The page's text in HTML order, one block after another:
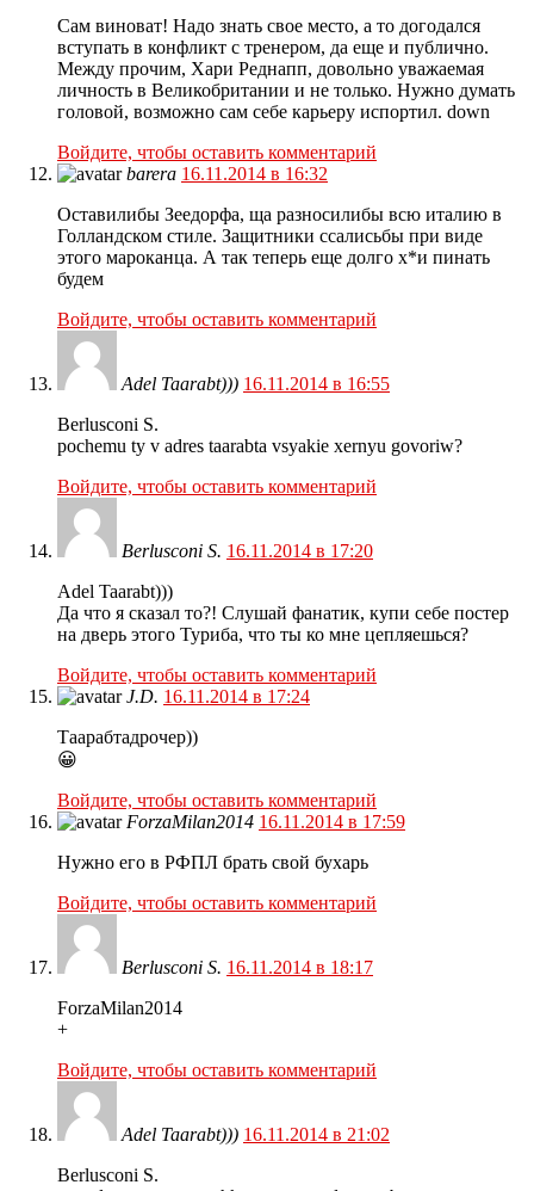
Сам виноват! Надо знать свое место, а то догодался
вступать в конфликт с тренером, да еще и публично.
Между прочим, Хари Реднапп, довольно уважаемая
личность в Великобритании и не только. Нужно думать
головой, возможно сам себе карьеру испортил. down
Войдите, чтобы оставить комментарий
barera 16.11.2014 в 16:32
Оставилибы Зеедорфа, ща разносилибы всю италию в
Голландском стиле. Защитники ссалисьбы при виде
этого мароканца. А так теперь еще долго х*и пинать
будем
Войдите, чтобы оставить комментарий
Adel Taarabt))) 16.11.2014 в 16:55
Berlusconi S.
pochemu ty v adres taarabta vsyakie xernyu govoriw?
Войдите, чтобы оставить комментарий
Berlusconi S. 16.11.2014 в 17:20
Adel Taarabt)))
Да что я сказал то?! Слушай фанатик, купи себе постер
на дверь этого Туриба, что ты ко мне цепляешься?
Войдите, чтобы оставить комментарий
J.D. 16.11.2014 в 17:24
Таарабтадрочер))
😀
Войдите, чтобы оставить комментарий
ForzaMilan2014 16.11.2014 в 17:59
Нужно его в РФПЛ брать свой бухарь
Войдите, чтобы оставить комментарий
Berlusconi S. 16.11.2014 в 18:17
ForzaMilan2014
+
Войдите, чтобы оставить комментарий
Adel Taarabt))) 16.11.2014 в 21:02
Berlusconi S.